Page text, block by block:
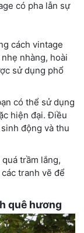
có pha lẫn sự
cách vintage
nhàng, hoài
sử dụng phổ
có thể sử dụng
hiện đại. Điều
động và thu
trầm lắng,
tranh vẽ để
quê hương